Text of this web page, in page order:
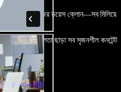
যোগ, নিজের ভয়েস ক্লোন—সব মিলিয়ে
বানান।
খুলুন—আর দুর্বলতা ছাড়া সব সৃজনশীল কনটেন্ট